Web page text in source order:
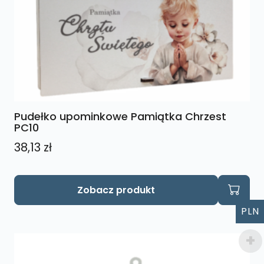
Pudełko upominkowe Pamiątka Chrzest
PC10
38,13 zł
Zobacz produkt
Ten
PLN